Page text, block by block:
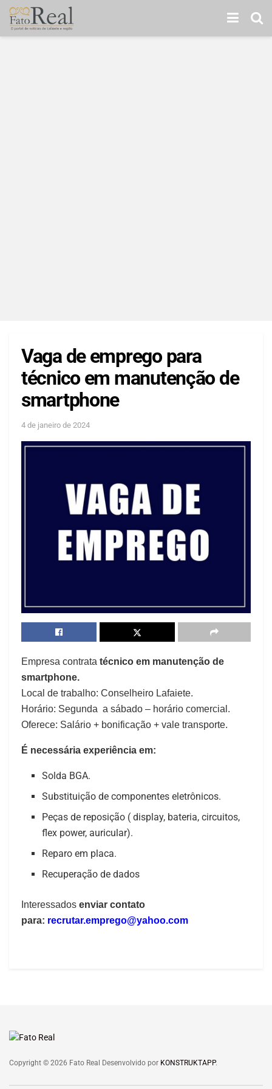
Vaga de emprego para
técnico em manutenção de
smartphone
4 de janeiro de 2024
Empresa contrata técnico em manutenção de
smartphone.
Local de trabalho: Conselheiro Lafaiete.
Horário: Segunda a sábado – horário comercial.
Oferece: Salário + bonificação + vale transporte.
É necessária experiência em:
Solda BGA.
Substituição de componentes eletrônicos.
Peças de reposição ( display, bateria, circuitos,
flex power, auricular).
Reparo em placa.
Recuperação de dados
Interessados enviar contato
para: recrutar.emprego@yahoo.com
Copyright © 2026 Fato Real Desenvolvido por KONSTRUKTAPP.